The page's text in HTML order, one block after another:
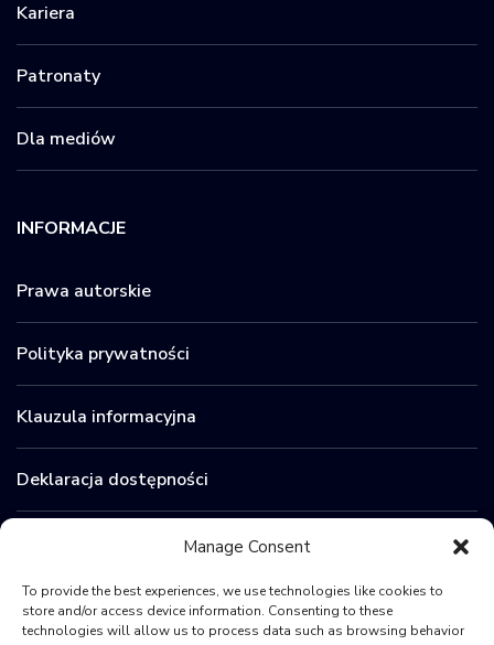
Manage Consent
To provide the best experiences, we use technologies like cookies to
store and/or access device information. Consenting to these
technologies will allow us to process data such as browsing behavior
Kariera
Patronaty
Dla mediów
INFORMACJE
Prawa autorskie
Polityka prywatności
Klauzula informacyjna
Deklaracja dostępności
Zamówienia publiczne
BIP